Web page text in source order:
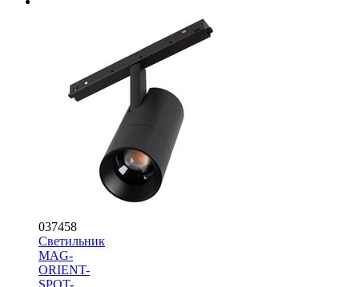
037458
Светильник
MAG-
ORIENT-
SPOT-